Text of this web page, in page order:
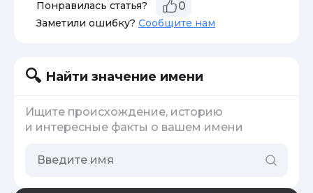
Понравилась статья? 0
Заметили ошибку? Сообщите нам
Найти значение имени
Ищите происхождение, историю
и интересные факты о вашем имени